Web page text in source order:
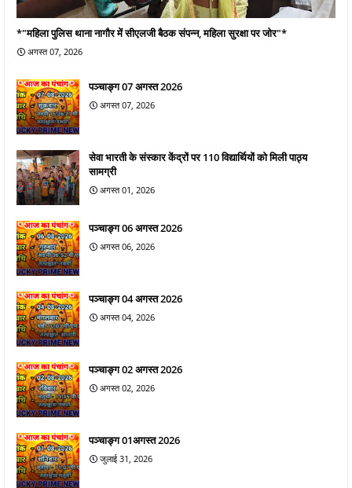
*"महिला पुलिस थाना नागौर में सीएलजी बैठक संपन्न, महिला सुरक्षा पर जोर"*
अगस्त 07, 2026
पञ्चाङ्ग 07 अगस्त 2026
अगस्त 07, 2026
सेवा भारती के संस्कार केंद्रों पर 110 विद्यार्थियों को मिली पाठ्य
सामग्री
अगस्त 01, 2026
पञ्चाङ्ग 06 अगस्त 2026
अगस्त 06, 2026
पञ्चाङ्ग 04 अगस्त 2026
अगस्त 04, 2026
पञ्चाङ्ग 02 अगस्त 2026
अगस्त 02, 2026
पञ्चाङ्ग 01अगस्त 2026
जुलाई 31, 2026